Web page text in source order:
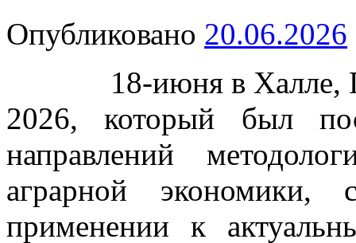
Опубликовано 20.06.2026
18-июня в Халле,
2026, который был
направлений
аграрной
применении к